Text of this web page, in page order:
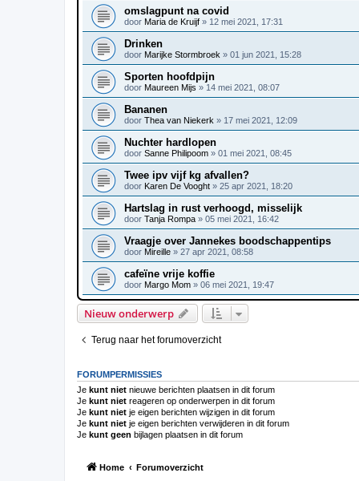
omslagpunt na covid
door Maria de Kruijf » 12 mei 2021, 17:31
Drinken
door Marijke Stormbroek » 01 jun 2021, 15:28
Sporten hoofdpijn
door Maureen Mijs » 14 mei 2021, 08:07
Bananen
door Thea van Niekerk » 17 mei 2021, 12:09
Nuchter hardlopen
door Sanne Philipoom » 01 mei 2021, 08:45
Twee ipv vijf kg afvallen?
door Karen De Vooght » 25 apr 2021, 18:20
Hartslag in rust verhoogd, misselijk
door Tanja Rompa » 05 mei 2021, 16:42
Vraagje over Jannekes boodschappentips
door Mireille » 27 apr 2021, 08:58
cafeïne vrije koffie
door Margo Mom » 06 mei 2021, 19:47
Nieuw onderwerp
Terug naar het forumoverzicht
FORUMPERMISSIES
Je kunt niet nieuwe berichten plaatsen in dit forum
Je kunt niet reageren op onderwerpen in dit forum
Je kunt niet je eigen berichten wijzigen in dit forum
Je kunt niet je eigen berichten verwijderen in dit forum
Je kunt geen bijlagen plaatsen in dit forum
Home Forumoverzicht